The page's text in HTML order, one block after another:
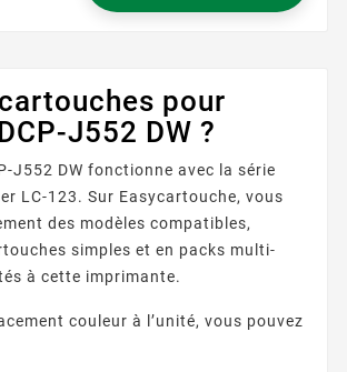
pour
J552 DW ?
J552 DW fonctionne avec la série
LC-123. Sur Easycartouche, vous
des modèles compatibles,
simples et en packs multi-
à cette imprimante.
couleur à l’unité, vous pouvez